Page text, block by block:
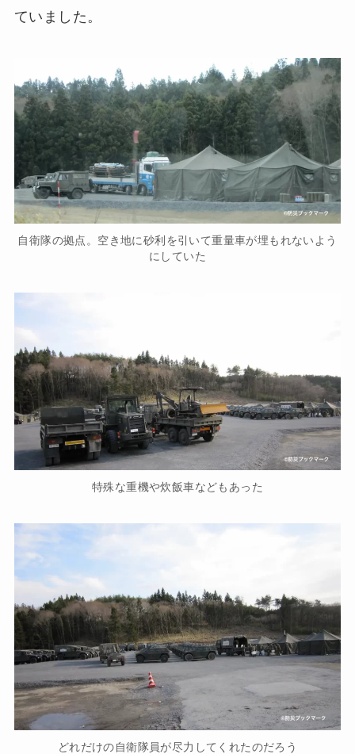
ていました。
自衛隊の拠点。空き地に砂利を引いて重量車が埋もれないよう
にしていた
特殊な重機や炊飯車などもあった
どれだけの自衛隊員が尽力してくれたのだろう